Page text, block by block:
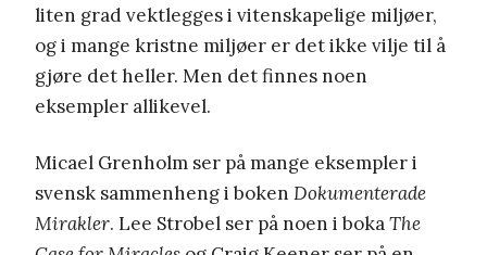
liten grad vektlegges i vitenskapelige miljøer,
og i mange kristne miljøer er det ikke vilje til å
gjøre det heller. Men det finnes noen
eksempler allikevel.
Micael Grenholm ser på mange eksempler i
svensk sammenheng i boken Dokumenterade
Mirakler. Lee Strobel ser på noen i bokaThe